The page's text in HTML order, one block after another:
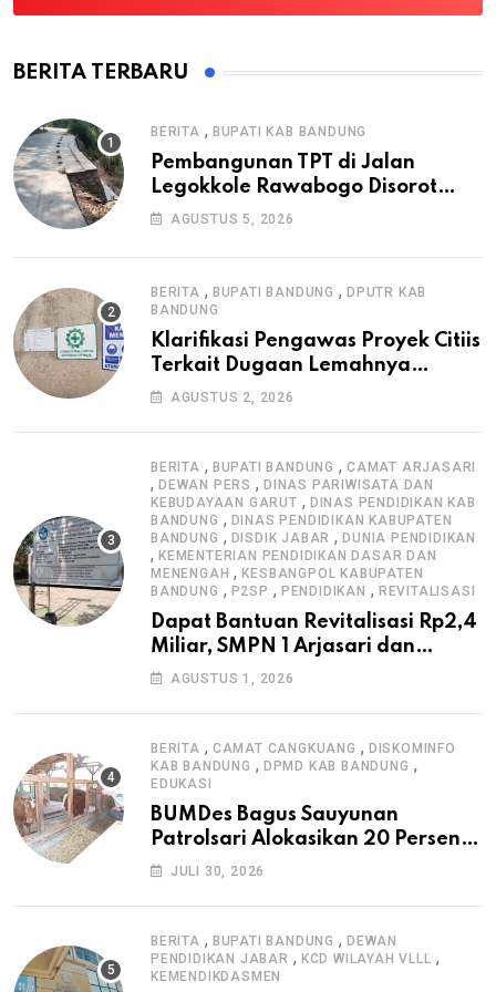
BERITA TERBARU
BERITA , BUPATI KAB BANDUNG
Pembangunan TPT di Jalan
Legokkole Rawabogo Disorot
Warga, Selesai Tanpa Papan
AGUSTUS 5, 2026
BERITA , BUPATI BANDUNG ,DPUTR KAB
BANDUNG
Klarifikasi Pengawas Proyek Citiis
Terkait Dugaan Lemahnya
Pengawasan K3
AGUSTUS 2, 2026
BERITA , BUPATI BANDUNG ,CAMAT ARJASARI
, DEWAN PERS , DINAS PARIWISATA DAN
KEBUDAYAAN GARUT , DINAS PENDIDIKAN KAB
BANDUNG , DINAS PENDIDIKAN KABUPATEN
BANDUNG , DISDIK JABAR ,DUNIA PENDIDIKAN
, KEMENTERIAN PENDIDIKAN DASAR DAN
MENENGAH ,KESBANGPOL KABUPATEN
BANDUNG , P2SP , PENDIDIKAN , REVITALISASI
Dapat Bantuan Revitalisasi Rp2,4
Miliar, SMPN 1 Arjasari dan
Masyarakat Sambut Antusias
AGUSTUS 1, 2026
BERITA , CAMAT CANGKUANG , DISKOMINFO
KAB BANDUNG , DPMD KAB BANDUNG ,
EDUKASI
BUMDes Bagus Sauyunan
Patrolsari Alokasikan 20 Persen
Dana Desa untuk Ketahanan
JULI 30, 2026
BERITA , BUPATI BANDUNG ,DEWAN
PENDIDIKAN JABAR , KCD WILAYAH VLLL ,
KEMENDIKDASMEN